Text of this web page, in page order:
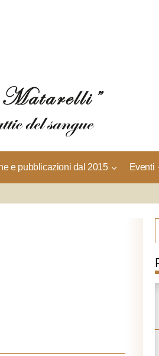
e pubblicazioni dal 2015 Eventi